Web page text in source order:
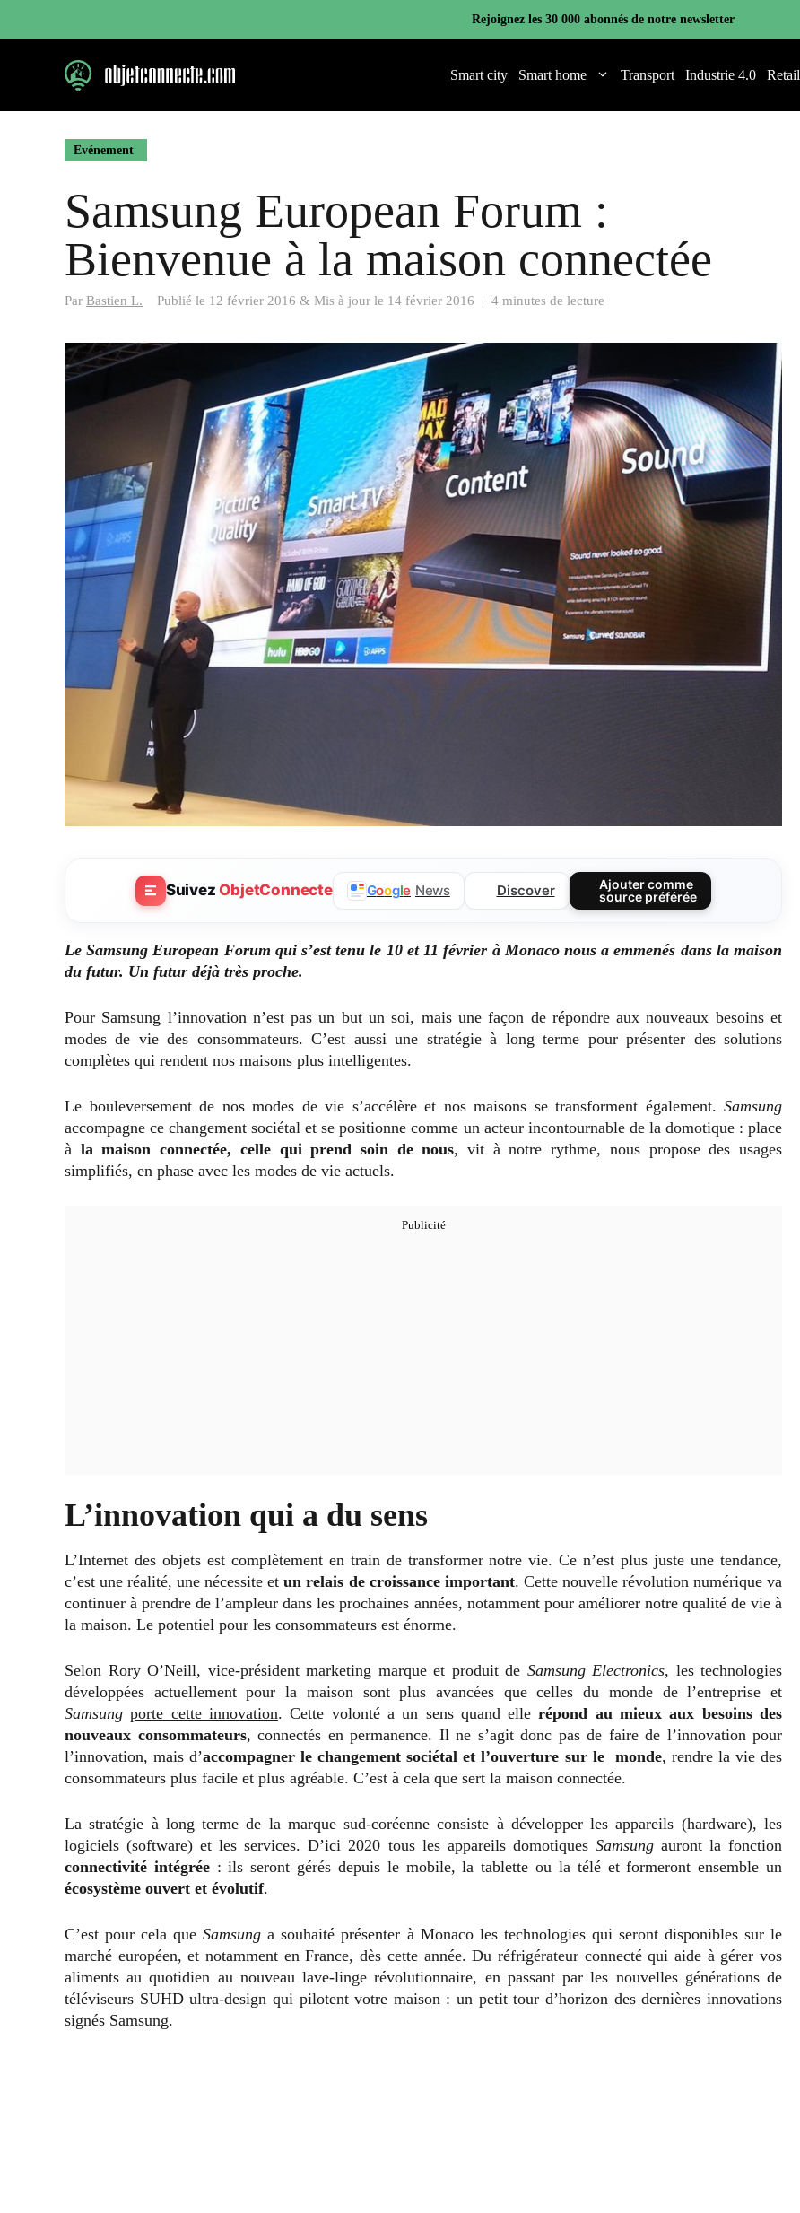
Rejoignez les 30 000 abonnés de notre newsletter
Smart city Smart home Transport Industrie 4.0 Retail
Evénement
Samsung European Forum :
Bienvenue à la maison connectée
Par Bastien L. Publié le 12 février 2016 & Mis à jour le 14 février 2016 | 4 minutes de lecture
SuivezObjetConnecte Google News Discover
Ajouter comme
source préférée
Le Samsung European Forum qui s’est tenu le 10 et 11 février à Monaco nous a emmenés dans la maison
du futur. Un futur déjà très proche.
Pour Samsung l’innovation n’est pas un but un soi, mais une façon de répondre aux nouveaux besoins et
modes de vie des consommateurs. C’est aussi une stratégie à long terme pour présenter des solutions
complètes qui rendent nos maisons plus intelligentes.
Le bouleversement de nos modes de vie s’accélère et nos maisons se transforment également. Samsung
accompagne ce changement sociétal et se positionne comme un acteur incontournable de la domotique : place
à la maison connectée, celle qui prend soin de nous, vit à notre rythme, nous propose des usages
simplifiés, en phase avec les modes de vie actuels.
L’innovation qui a du sens
L’Internet des objets est complètement en train de transformer notre vie. Ce n’est plus juste une tendance,
c’est une réalité, une nécessite etun relais de croissance important. Cette nouvelle révolution numérique va
continuer à prendre de l’ampleur dans les prochaines années, notamment pour améliorer notre qualité de vie à
la maison. Le potentiel pour les consommateurs est énorme.
Selon Rory O’Neill, vice-président marketing marque et produit de Samsung Electronics, les technologies
développées actuellement pour la maison sont plus avancées que celles du monde de l’entreprise et
Samsung porte cette innovation. Cette volonté a un sens quand ellerépond au mieux aux besoins des
nouveaux consommateurs, connectés en permanence. Il ne s’agit donc pas de faire de l’innovation pour
l’innovation, mais d’accompagner le changement sociétal et l’ouverture sur le monde, rendre la vie des
consommateurs plus facile et plus agréable. C’est à cela que sert la maison connectée.
La stratégie à long terme de la marque sud-coréenne consiste à développer les appareils (hardware), les
logiciels (software) et les services. D’ici 2020 tous les appareils domotiques Samsungauront la fonction
connectivité intégrée : ils seront gérés depuis le mobile, la tablette ou la télé et formeront ensemble un
écosystème ouvert et évolutif.
C’est pour cela queSamsung a souhaité présenter à Monaco les technologies qui seront disponibles sur le
marché européen, et notamment en France, dès cette année. Du réfrigérateur connecté qui aide à gérer vos
aliments au quotidien au nouveau lave-linge révolutionnaire, en passant par les nouvelles générations de
téléviseurs SUHD ultra-design qui pilotent votre maison : un petit tour d’horizon des dernières innovations
signés Samsung.